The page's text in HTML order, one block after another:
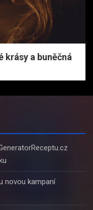
krásy a buněčná
novou kampaní